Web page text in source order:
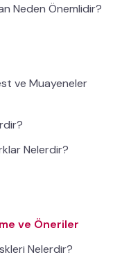
Neden Önemlidir?
ve Muayeneler
Nelerdir?
ve Öneriler
Nelerdir?